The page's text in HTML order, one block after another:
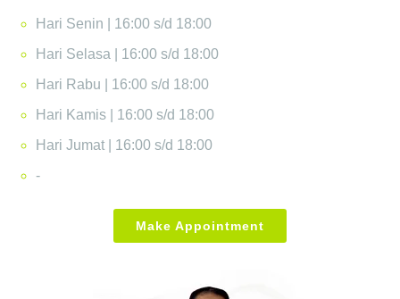
Hari Senin | 16:00 s/d 18:00
Hari Selasa | 16:00 s/d 18:00
Hari Rabu | 16:00 s/d 18:00
Hari Kamis | 16:00 s/d 18:00
Hari Jumat | 16:00 s/d 18:00
-
Make Appointment